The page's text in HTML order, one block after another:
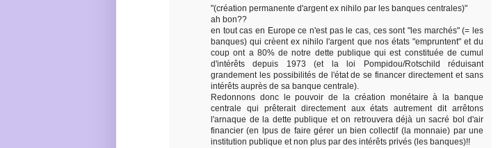
"(création permanente d'argent ex nihilo par les banques centrales)"
ah bon??
en tout cas en Europe ce n'est pas le cas, ces sont "les marchés" (= les
banques) qui crèent ex nihilo l'argent que nos états "empruntent" et du
coup ont a 80% de notre dette publique qui est constituée de cumul
d'intérêts depuis 1973 (et la loi Pompidou/Rotschild réduisant
grandement les possibilités de l'état de se financer directement et sans
intérêts auprès de sa banque centrale).
Redonnons donc le pouvoir de la création monétaire à la banque
centrale qui prêterait directement aux états autrement dit arrêtons
l'arnaque de la dette publique et on retrouvera déjà un sacré bol d'air
financier (en lpus de faire gérer un bien collectif (la monnaie) par une
institution publique et non plus par des intérêts privés (les banques)!!